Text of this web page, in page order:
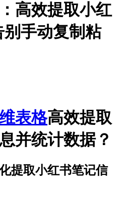
高效提取小红
手动复制粘
表格高效提取
并统计数据？
提取小红书笔记信